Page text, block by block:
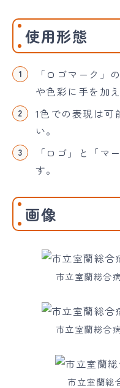
使用形態
「ロゴマーク」
や色彩に手を加
1色での表現は可
い。
「ロゴ」と「マ
す。
画像
市立室蘭総合
市立室蘭総合
市立室蘭総